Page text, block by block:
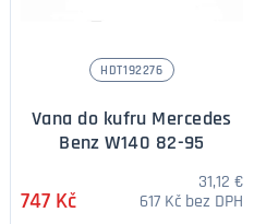
HDT192276
Vana do kufru Mercedes
Benz W140 82-95
747 Kč
31,12 €
617 Kč bez DPH